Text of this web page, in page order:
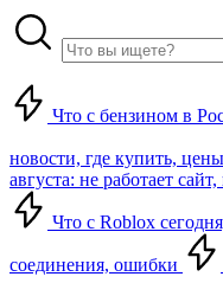
Что с бензином в
новости, где купить, цены
августа: не работает
Что с Roblox
соединения, ошибки